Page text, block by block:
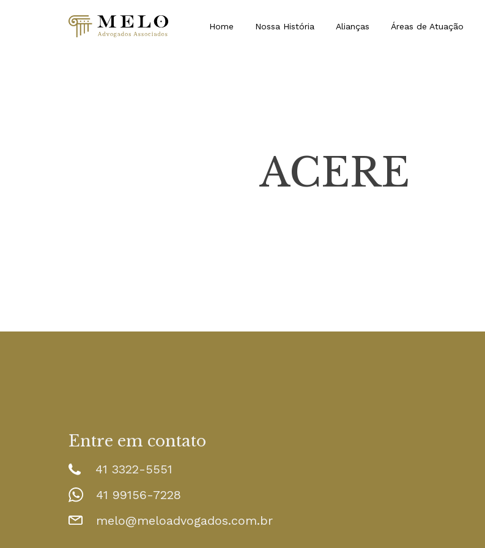
Home Nossa História Alianças Áreas de Atuação
ACERE
Entre em contato
41 3322-5551
41 99156-7228
melo@meloadvogados.com.br